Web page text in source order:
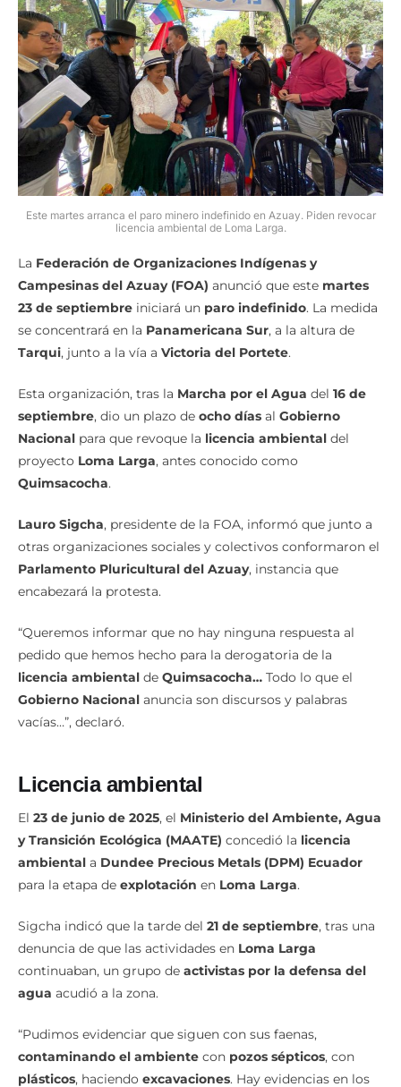
Este martes arranca el paro minero indefinido en Azuay. Piden revocar
licencia ambiental de Loma Larga.
La Federación de Organizaciones Indígenas y
Campesinas del Azuay (FOA) anunció que este martes
23 de septiembre iniciará un paro indefinido. La medida
se concentrará en la Panamericana Sur, a la altura de
Tarqui, junto a la vía a Victoria del Portete.
Esta organización, tras la Marcha por el Agua del 16 de
septiembre, dio un plazo de ocho días al Gobierno
Nacional para que revoque la licencia ambiental del
proyecto Loma Larga, antes conocido como
Quimsacocha.
Lauro Sigcha, presidente de la FOA, informó que junto a
otras organizaciones sociales y colectivos conformaron el
Parlamento Pluricultural del Azuay, instancia que
encabezará la protesta.
“Queremos informar que no hay ninguna respuesta al
pedido que hemos hecho para la derogatoria de la
licencia ambiental de Quimsacocha… Todo lo que el
Gobierno Nacional anuncia son discursos y palabras
vacías…”, declaró.
Licencia ambiental
El 23 de junio de 2025, el Ministerio del Ambiente, Agua
y Transición Ecológica (MAATE) concedió la licencia
ambiental a Dundee Precious Metals (DPM) Ecuador
para la etapa de explotación en Loma Larga.
Sigcha indicó que la tarde del 21 de septiembre, tras una
denuncia de que las actividades en Loma Larga
continuaban, un grupo de activistas por la defensa del
agua acudió a la zona.
“Pudimos evidenciar que siguen con sus faenas,
contaminando el ambiente con pozos sépticos, con
plásticos, haciendo excavaciones. Hay evidencias en los